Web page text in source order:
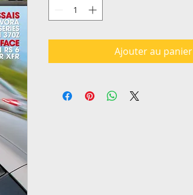
Ajouter au panier